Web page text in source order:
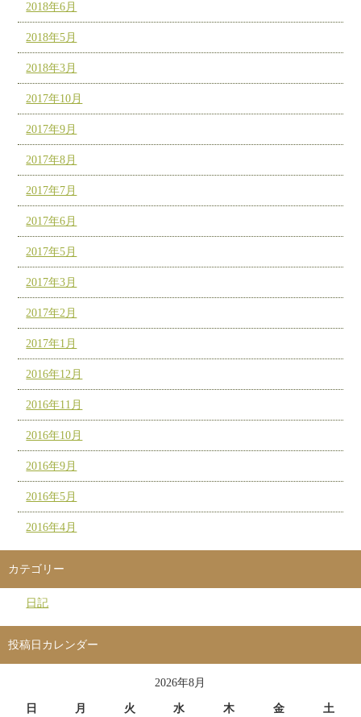
2018年6月
2018年5月
2018年3月
2017年10月
2017年9月
2017年8月
2017年7月
2017年6月
2017年5月
2017年3月
2017年2月
2017年1月
2016年12月
2016年11月
2016年10月
2016年9月
2016年5月
2016年4月
カテゴリー
日記
投稿日カレンダー
2026年8月
日 月 火 水 木 金 土